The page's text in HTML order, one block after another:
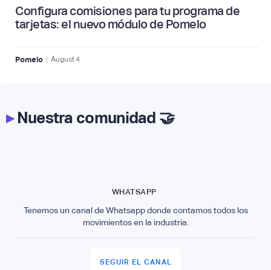
Configura comisiones para tu programa de
tarjetas: el nuevo módulo de Pomelo
Pomelo | August4
▸Nuestra comunidad 🤝
WHATSAPP
Tenemos un canal de Whatsapp donde contamos todos los
movimientos en la industria.
SEGUIR EL CANAL